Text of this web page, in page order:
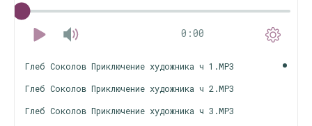
0:00
Глеб Соколов Приключение художника ч 1.MP3
Глеб Соколов Приключение художника ч 2.MP3
Глеб Соколов Приключение художника ч 3.MP3